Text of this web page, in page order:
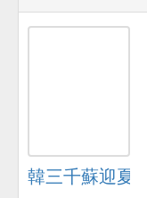
韓三千蘇迎夏